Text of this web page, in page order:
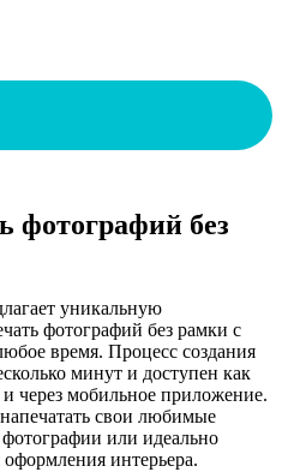
фотографий без
уникальную
фотографий без рамки с
время. Процесс создания
минут и доступен как
через мобильное приложение.
свои любимые
или идеально
интерьера.